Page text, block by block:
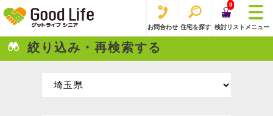
お問合わせ 住宅を探す
0
検討リスト メニュー
絞り込み・再検索する